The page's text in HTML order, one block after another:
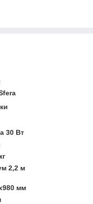
30 Вт
2,2 м
мм